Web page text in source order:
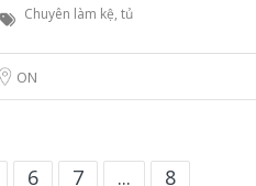
Chuyên làm kệ, tủ
ON
6 7 ... 8